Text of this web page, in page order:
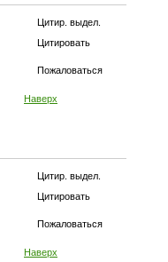
Цитир. выдел.
Цитировать
Пожаловаться
Наверх
Цитир. выдел.
Цитировать
Пожаловаться
Наверх